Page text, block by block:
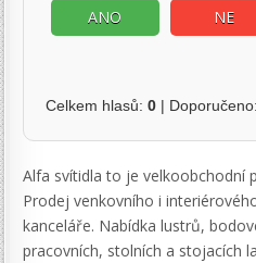
ANO NE
Celkem hlasů:0 |
Alfa svítidla to je velkoobchodní
Prodej venkovního i
kanceláře. Nabídka lustrů,
pracovních, stolních a stojacích